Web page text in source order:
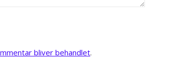
bliver behandlet.